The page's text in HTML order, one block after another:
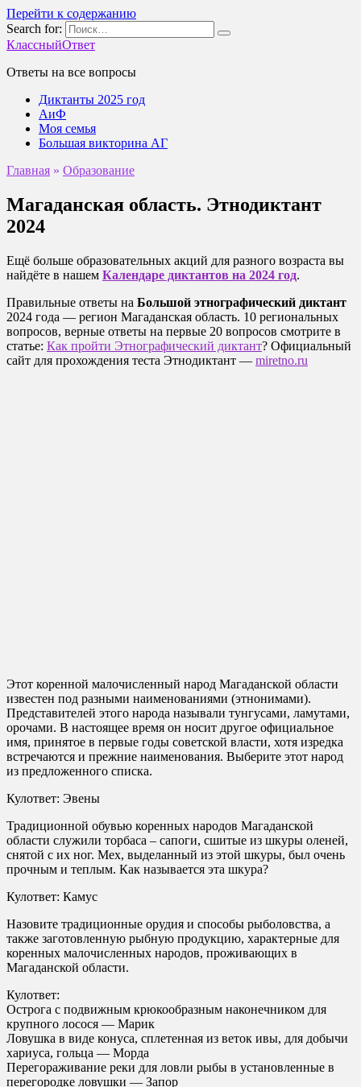
Перейти к содержанию
Search for:
КлассныйОтвет
Ответы на все вопросы
Диктанты 2025 год
АиФ
Моя семья
Большая викторина АГ
Главная » Образование
Магаданская область. Этнодиктант
2024
Ещё больше образовательных акций для разного возраста вы
найдёте в нашем Календаре диктантов на 2024 год.
Правильные ответы на Большой этнографический диктант
2024 года — регион Магаданская область. 10 региональных
вопросов, верные ответы на первые 20 вопросов смотрите в
статье: Как пройти Этнографический диктант? Официальный
сайт для прохождения теста Этнодиктант — miretno.ru
Этот коренной малочисленный народ Магаданской области
известен под разными наименованиями (этнонимами).
Представителей этого народа называли тунгусами, ламутами,
орочами. В настоящее время он носит другое официальное
имя, принятое в первые годы советской власти, хотя изредка
встречаются и прежние наименования. Выберите этот народ
из предложенного списка.
Кулответ: Эвены
Традиционной обувью коренных народов Магаданской
области служили торбаса – сапоги, сшитые из шкуры оленей,
снятой с их ног. Мех, выделанный из этой шкуры, был очень
прочным и теплым. Как называется эта шкура?
Кулответ: Камус
Назовите традиционные орудия и способы рыболовства, а
также заготовленную рыбную продукцию, характерные для
коренных малочисленных народов, проживающих в
Магаданской области.
Кулответ:
Острога с подвижным крюкообразным наконечником для
крупного лосося — Марик
Ловушка в виде конуса, сплетенная из веток ивы, для добычи
хариуса, гольца — Морда
Перегораживание реки для ловли рыбы в установленные в
перегородке ловушки — Запор